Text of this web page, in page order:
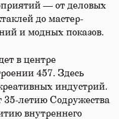
— от деловых
до мастер-
и модных показов.
в центре
457. Здесь
индустрий.
35-летию Содружества
внутреннего